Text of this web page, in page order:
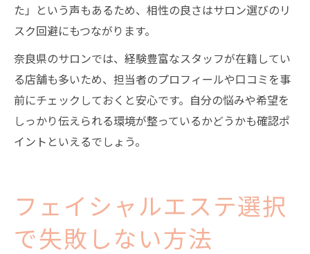
た」という声もあるため、相性の良さはサロン選びのリ
スク回避にもつながります。
奈良県のサロンでは、経験豊富なスタッフが在籍してい
る店舗も多いため、担当者のプロフィールや口コミを事
前にチェックしておくと安心です。自分の悩みや希望を
しっかり伝えられる環境が整っているかどうかも確認ポ
イントといえるでしょう。
フェイシャルエステ選択
で失敗しない方法